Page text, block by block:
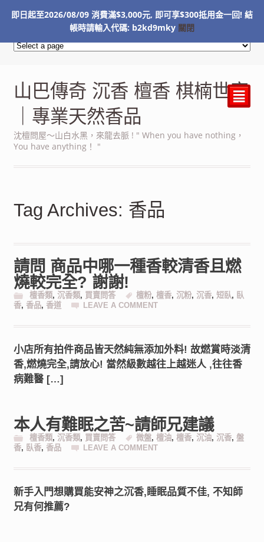
山巴傳奇 沉香 檀香 棋楠世家
｜專業天然香品
沈檀問屋～山白水黑，來龍去脈 ! " When you have nothing，
You have anything！ "
²
Tag Archives: 香品
請問 商品中哪一種香較清香且燃
燒較完全? 謝謝!
檀香類, 沉香類, 買賣問答 檀粉, 檀香, 沉粉, 沉香, 短臥, 臥
香, 香品, 香道 LEAVE A COMMENT
小店所有拍件商品皆天然純無添加外料! 故燃賞時淡清
香,燃燒完全,請放心! 當然級數越往上越迷人 ,往往香
病難醫 […]
本人有難眠之苦~請師兄建議
檀香類, 沉香類, 買賣問答 微盤, 檀油, 檀香, 沉油, 沉香, 盤
香, 臥香, 香品 LEAVE A COMMENT
新手入門想購買能安神之沉香,睡眠品質不佳, 不知師
兄有何推薦?
即日起至2026/08/09 消費滿$3,000元, 即可享$300抵用金一回! 結
帳時請輸入代碼: b2kd9mky 關閉